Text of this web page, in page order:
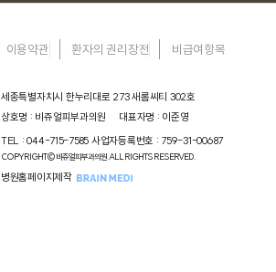
이용약관 환자의 권리장전 비급여항목
세종특별자치시 한누리대로 273 새롬씨티 302호
상호명 : 비쥬얼피부과의원
대표자명 : 이준영
TEL : 044-715-7585 사업자등록번호 : 759-31-00687
COPYRIGHT© 비쥬얼피부과의원. ALL RIGHTS RESERVED.
병원홈페이지제작